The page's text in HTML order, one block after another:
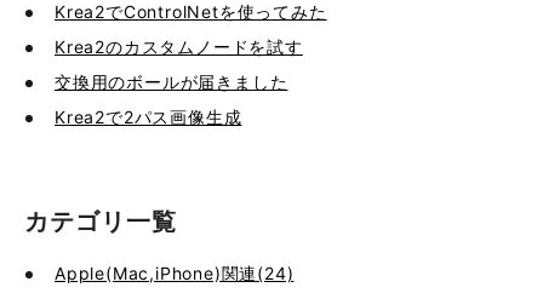
Krea2でControlNetを使ってみた
Krea2のカスタムノードを試す
交換用のボールが届きました
Krea2で2パス画像生成
カテゴリ一覧
Apple(Mac,iPhone)関連(24)